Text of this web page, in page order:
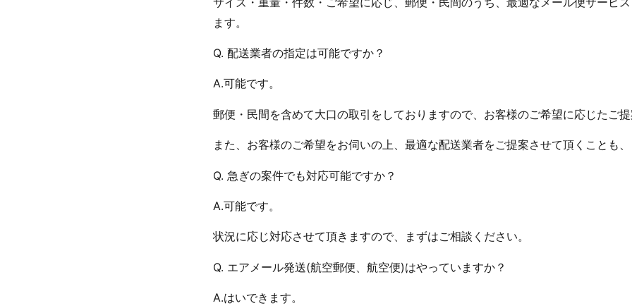
ます。
Q. 配送業者の指定は可能ですか？
A.可能です。
郵便・民間を含めて大口の取引をしておりますので、お客様のご希望に応じたご提
また、お客様のご希望をお伺いの上、最適な配送業者をご提案させて頂くことも、
Q. 急ぎの案件でも対応可能ですか？
A.可能です。
状況に応じ対応させて頂きますので、まずはご相談ください。
Q. エアメール発送(航空郵便、航空便)はやっていますか？
A.はいできます。